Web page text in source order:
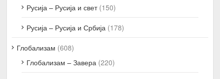
Русија – Русија и свет(150)
Русија – Русија и Србија (178)
Глобализам (608)
Глобализам – Завера (220)